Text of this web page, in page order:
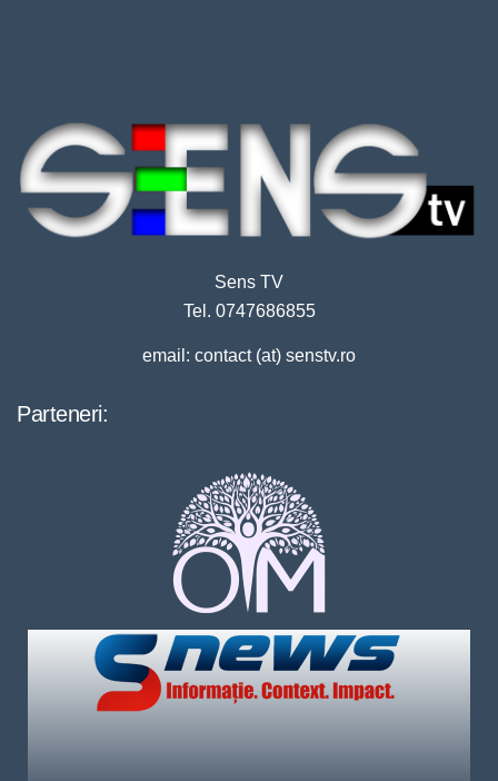
Sens TV
Tel. 0747686855
email: contact (at) senstv.ro
Parteneri: